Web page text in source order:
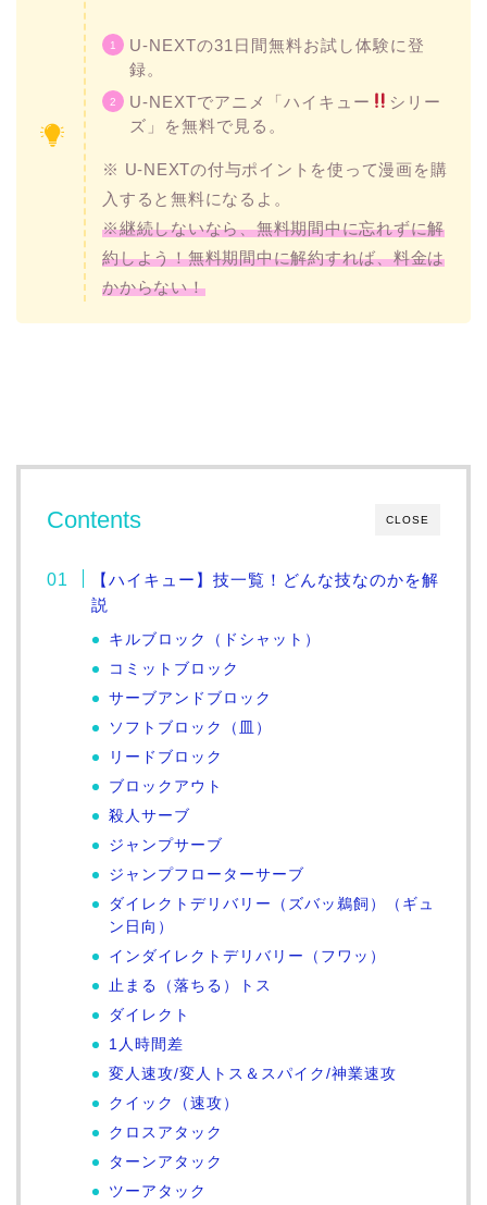
U-NEXTの31日間無料お試し体験に登
録。
U-NEXTでアニメ「ハイキュー
シリー
ズ」を無料で見る。
※ U-NEXTの付与ポイントを使って漫画を購
入すると無料になるよ。
※継続しないなら、無料期間中に忘れずに解
約しよう！無料期間中に解約すれば、料金は
かからない！
CLOSE
Contents
【ハイキュー】技一覧！どんな技なのかを解
説
キルブロック（ドシャット）
コミットブロック
サーブアンドブロック
ソフトブロック（皿）
リードブロック
ブロックアウト
殺人サーブ
ジャンプサーブ
ジャンプフローターサーブ
ダイレクトデリバリー（ズバッ鵜飼）（ギュ
ン日向）
インダイレクトデリバリー（フワッ）
止まる（落ちる）トス
ダイレクト
1人時間差
変人速攻/変人トス＆スパイク/神業速攻
クイック（速攻）
クロスアタック
ターンアタック
ツーアタック